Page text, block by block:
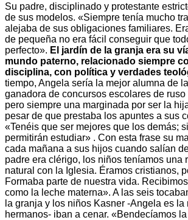
Su padre, disciplinado y protestante
de sus modelos. «Siempre tenía mucho
alejaba de sus obligaciones familiares.
de pequeña no era fácil conseguir que
perfecto». El jardín de la granja era su
mundo paterno, relacionado siempre
disciplina, con política y verdades
tiempo, Angela sería la mejor alumna de
ganadora de concursos escolares de ruso
pero siempre una marginada por ser la
pesar de que prestaba los apuntes a sus
«Tenéis que ser mejores que los demás;
permitirán estudiar» . Con esta frase su
cada mañana a sus hijos cuando salían
padre era clérigo, los niños teníamos una
natural con la Iglesia. Éramos cristianos,
Formaba parte de nuestra vida.
como la leche materna». A las seis
la granja y los niños Kasner -Angela es la
hermanos- iban a cenar. «Bendecíamos